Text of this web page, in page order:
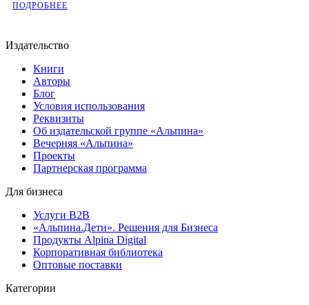
ПОДРОБНЕЕ
Издательство
Книги
Авторы
Блог
Условия использования
Реквизиты
Об издательской группе «Альпина»
Вечерняя «Альпина»
Проекты
Партнерская программа
Для бизнеса
Услуги B2B
«Альпина.Дети». Решения для Бизнеса
Продукты Alpina Digital
Корпоративная библиотека
Оптовые поставки
Категории